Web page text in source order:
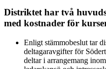
Distriktet har två
med kostnader för
Enligt stämmobeslut tar
deltagaravgifter för
deltar i arrangemang